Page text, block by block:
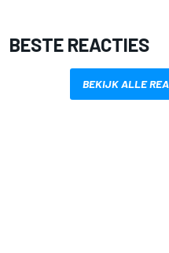
BESTE REACTIES
BEKIJK ALLE